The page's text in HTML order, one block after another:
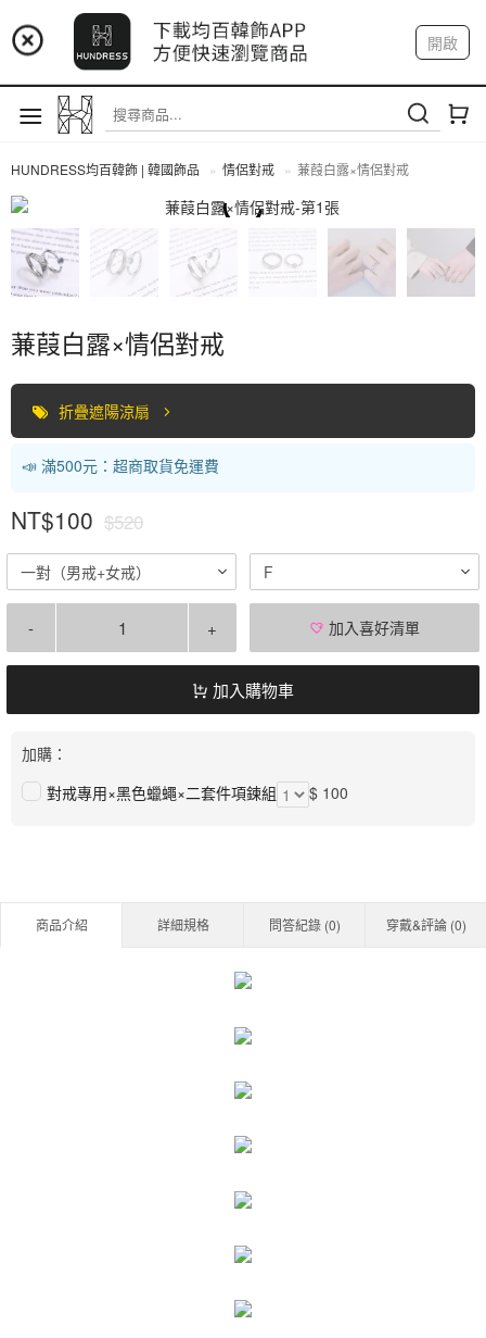
📢 市集預告：9/4-9/6 淡水捷運站
📢 市集預告：9/12-9/13 八里海巡基地
📢 市集預告：8/22-8/23 桃園青埔置地廣場
開啟
註冊 我的帳戶
HUNDRESS均百韓飾 | 韓國飾品 情侶對戒 蒹葭白露×情侶對戒
蒹葭白露×情侶對戒
折疊遮陽涼扇
📣 滿500元：超商取貨免運費
NT$100 $520
一對（男戒+女戒） F
- + 加入喜好清單
加入購物車
加購：
對戒專用×黑色蠟蠅×二套件項鍊組
$ 100
商品介紹 詳細規格 問答紀錄 (0) 穿戴&評論 (0)